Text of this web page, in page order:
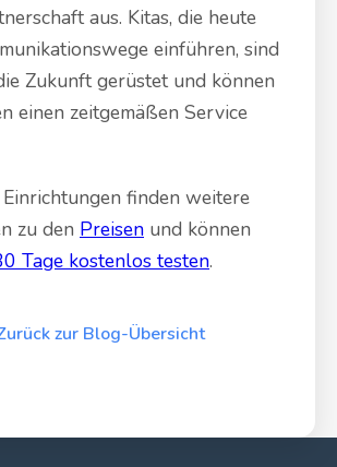
aus. Kitas, die heute
einführen, sind
Zukunft gerüstet und können
einen zeitgemäßen Service
finden weitere
zu den Preisen und können
Tage kostenlos testen.
zur Blog-Übersicht